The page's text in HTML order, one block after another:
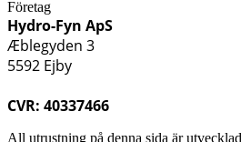
Företag
Hydro-Fyn ApS
Æblegyden 3
5592 Ejby
CVR: 40337466
All utrustning på denna sida är